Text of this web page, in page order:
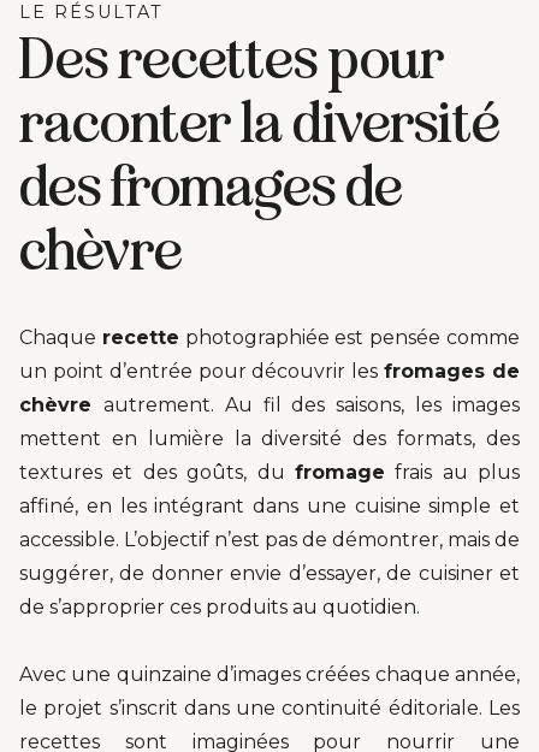
LE RÉSULTAT
Des recettes pour
raconter la diversité
des fromages de
chèvre
Chaque recette photographiée est pensée comme
un point d’entrée pour découvrir lesfromages de
chèvre autrement. Au fil des saisons, les images
mettent en lumière la diversité des formats, des
textures et des goûts, du fromage frais au plus
affiné, en les intégrant dans une cuisine simple et
accessible. L’objectif n’est pas de démontrer, mais de
suggérer, de donner envie d’essayer, de cuisiner et
de s’approprier ces produits au quotidien.
Avec une quinzaine d’images créées chaque année,
le projet s’inscrit dans une continuité éditoriale. Les
recettes sont imaginées pour nourrir une